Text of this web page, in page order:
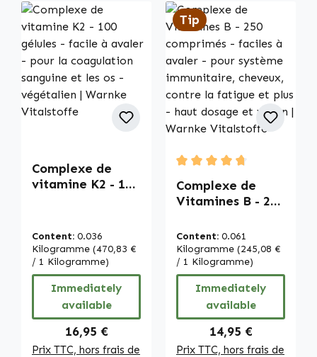
Complexe de
vitamine K2 - 100
coagulation
sanguine et les os
- végétalien |
Warnke
Vitalstoffe
Content: 0.036
Kilogramme (470,83 €
/ 1 Kilogramme)
Immediately
available
Regular price:
16,95 €
Prix TTC, hors frais de
Tip
Average rating of 4.67
Complexe de
Vitamines B - 250
faciles à avaler -
pour système
immunitaire,
cheveux, contre
la fatigue et plus
- haut dosage et
végan | Warnke
Vitalstoffe
Content: 0.061
Kilogramme (245,08 €
/ 1 Kilogramme)
Immediately
available
Regular price:
14,95 €
Prix TTC, hors frais de